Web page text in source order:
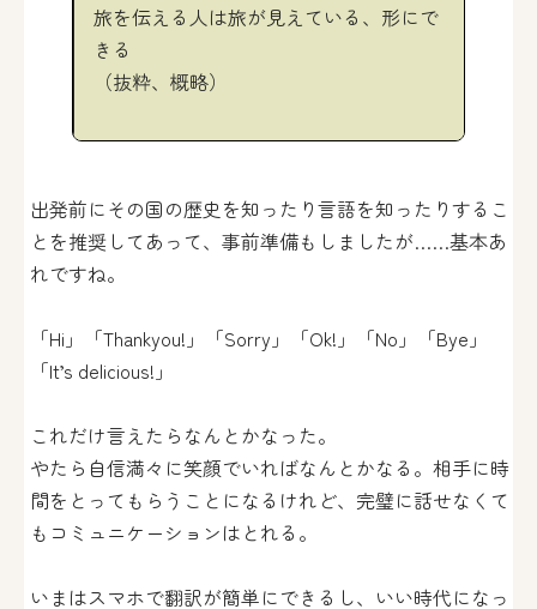
旅を伝える人は旅が見えている、形にで
きる
（抜粋、概略）
出発前にその国の歴史を知ったり言語を知ったりするこ
とを推奨してあって、事前準備もしましたが……基本あ
れですね。
「Hi」「Thankyou!」「Sorry」「Ok!」「No」「Bye」
「It’s delicious!」
これだけ言えたらなんとかなった。
やたら自信満々に笑顔でいればなんとかなる。相手に時
間をとってもらうことになるけれど、完璧に話せなくて
もコミュニケーションはとれる。
いまはスマホで翻訳が簡単にできるし、いい時代になっ